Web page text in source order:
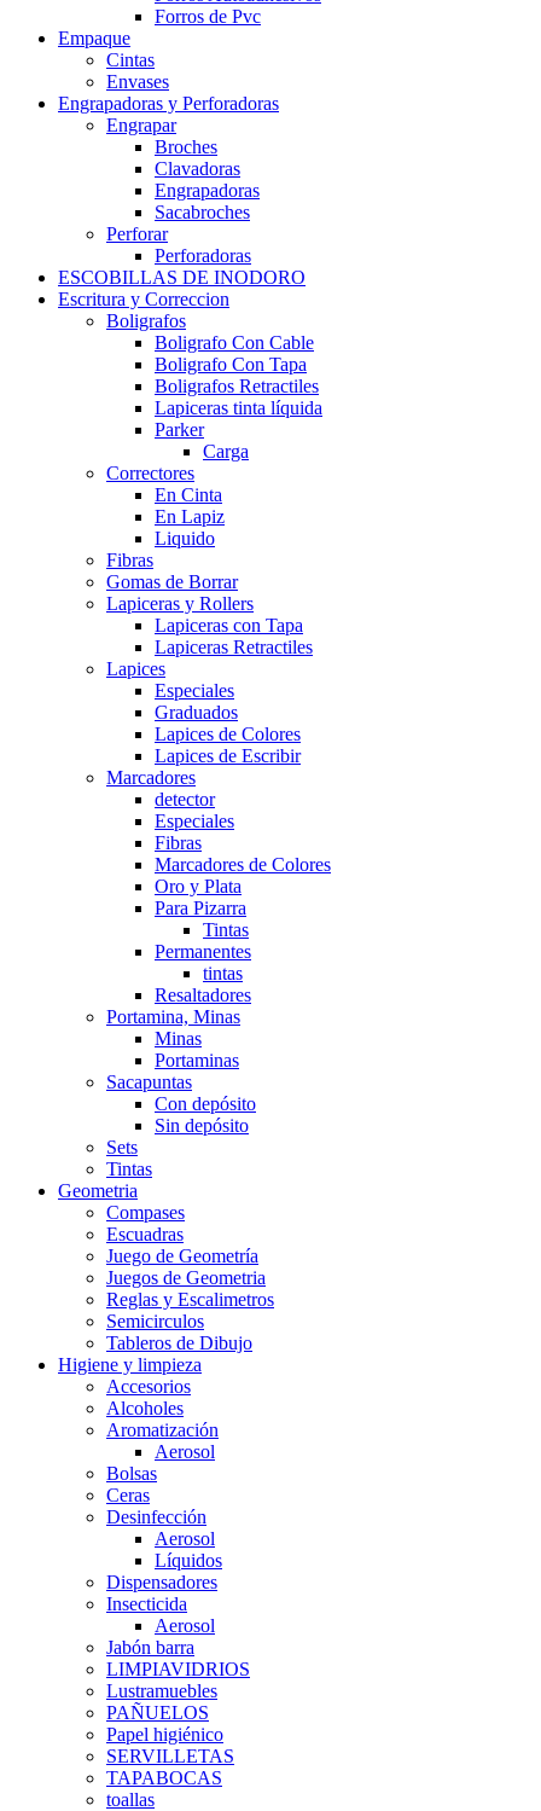
Forros de Pvc
Empaque
Cintas
Envases
Engrapadoras y Perforadoras
Engrapar
Broches
Clavadoras
Engrapadoras
Sacabroches
Perforar
Perforadoras
ESCOBILLAS DE INODORO
Escritura y Correccion
Boligrafos
Boligrafo Con Cable
Boligrafo Con Tapa
Boligrafos Retractiles
Lapiceras tinta líquida
Parker
Carga
Correctores
En Cinta
En Lapiz
Liquido
Fibras
Gomas de Borrar
Lapiceras y Rollers
Lapiceras con Tapa
Lapiceras Retractiles
Lapices
Especiales
Graduados
Lapices de Colores
Lapices de Escribir
Marcadores
detector
Especiales
Fibras
Marcadores de Colores
Oro y Plata
Para Pizarra
Tintas
Permanentes
tintas
Resaltadores
Portamina, Minas
Minas
Portaminas
Sacapuntas
Con depósito
Sin depósito
Sets
Tintas
Geometria
Compases
Escuadras
Juego de Geometría
Juegos de Geometria
Reglas y Escalimetros
Semicirculos
Tableros de Dibujo
Higiene y limpieza
Accesorios
Alcoholes
Aromatización
Aerosol
Bolsas
Ceras
Desinfección
Aerosol
Líquidos
Dispensadores
Insecticida
Aerosol
Jabón barra
LIMPIAVIDRIOS
Lustramuebles
PAÑUELOS
Papel higiénico
SERVILLETAS
TAPABOCAS
toallas